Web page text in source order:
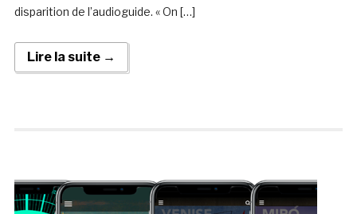
disparition de l’audioguide. « On […]
Lire la suite →